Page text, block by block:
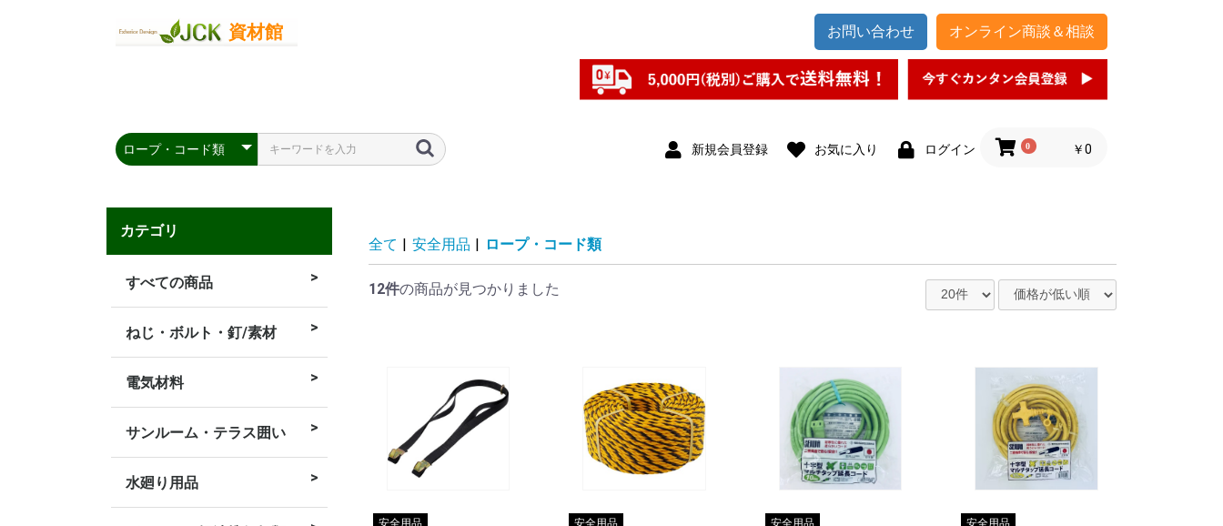
お問い合わせ オンライン商談＆相談
新規会員登録 お気に入り ログイン 0 ￥0
カテゴリ
すべての商品
ねじ・ボルト・釘/素材 ねじ
釘
コンクリート用アンカ
電気材料
充電式類
LED類
延長コード類
ケーブルストリッパー
絶縁被覆端子類
ボックス類
通線類
ボードアンカー類
ビス類
パテ類
結束類
TV類
ステップル類
圧着類
ハサミ金具類
ブレーカー類
コンセント類
CD管類
VE管類
電線類
PF管
サンルーム・テラス囲い 躯体式バルコニー屋根
テラス屋根 壁付納ま
水廻り用品
全て 安全用品 ロープ・コード類
12件の商品が見つかりました
安全用品 安全用品 安全用品 安全用品